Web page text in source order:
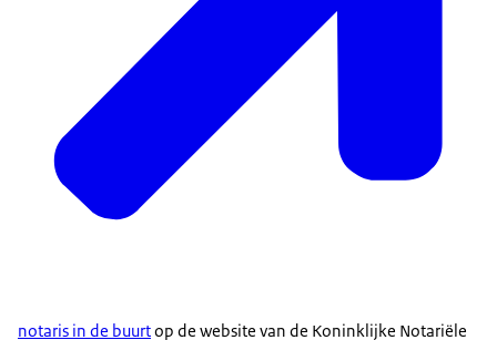
notaris in de buurtop de website van de Koninklijke Notariële